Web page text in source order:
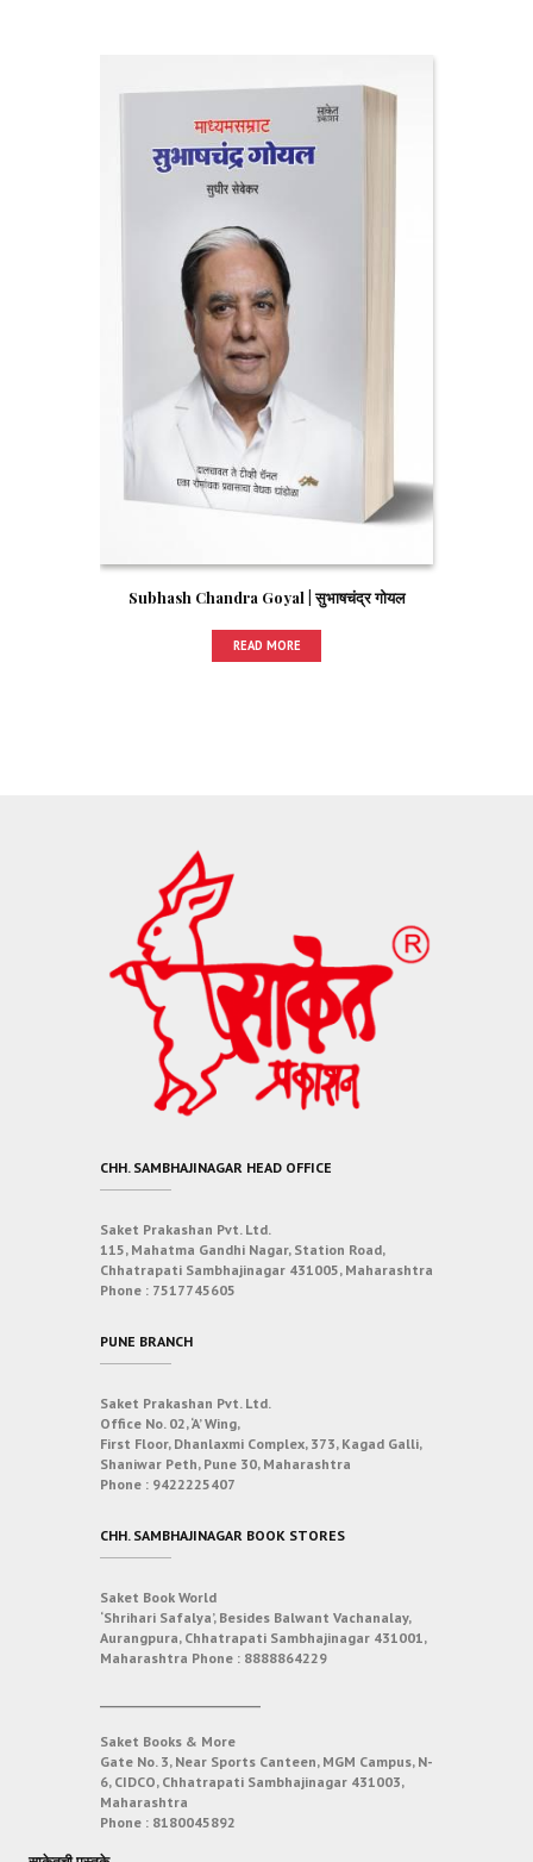
Subhash Chandra Goyal | सुभाषचंद्र गोयल
READ MORE
CHH. SAMBHAJINAGAR HEAD OFFICE
Saket Prakashan Pvt. Ltd.
115, Mahatma Gandhi Nagar, Station Road,
Chhatrapati Sambhajinagar 431005, Maharashtra
Phone : 7517745605
PUNE BRANCH
Saket Prakashan Pvt. Ltd.
Office No. 02, ‘A’ Wing,
First Floor, Dhanlaxmi Complex, 373, Kagad Galli,
Shaniwar Peth, Pune 30, Maharashtra
Phone : 9422225407
CHH. SAMBHAJINAGAR BOOK STORES
Saket Book World
‘Shrihari Safalya’, Besides Balwant Vachanalay,
Aurangpura, Chhatrapati Sambhajinagar 431001,
Maharashtra Phone : 8888864229
Saket Books & More
Gate No. 3, Near Sports Canteen, MGM Campus, N-
6, CIDCO, Chhatrapati Sambhajinagar 431003,
Maharashtra
Phone : 8180045892